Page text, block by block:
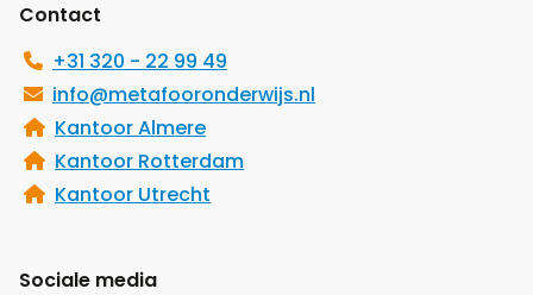
Contact
+31 320 - 22 99 49
info@metafooronderwijs.nl
Kantoor Almere
Kantoor Rotterdam
Kantoor Utrecht
Sociale media